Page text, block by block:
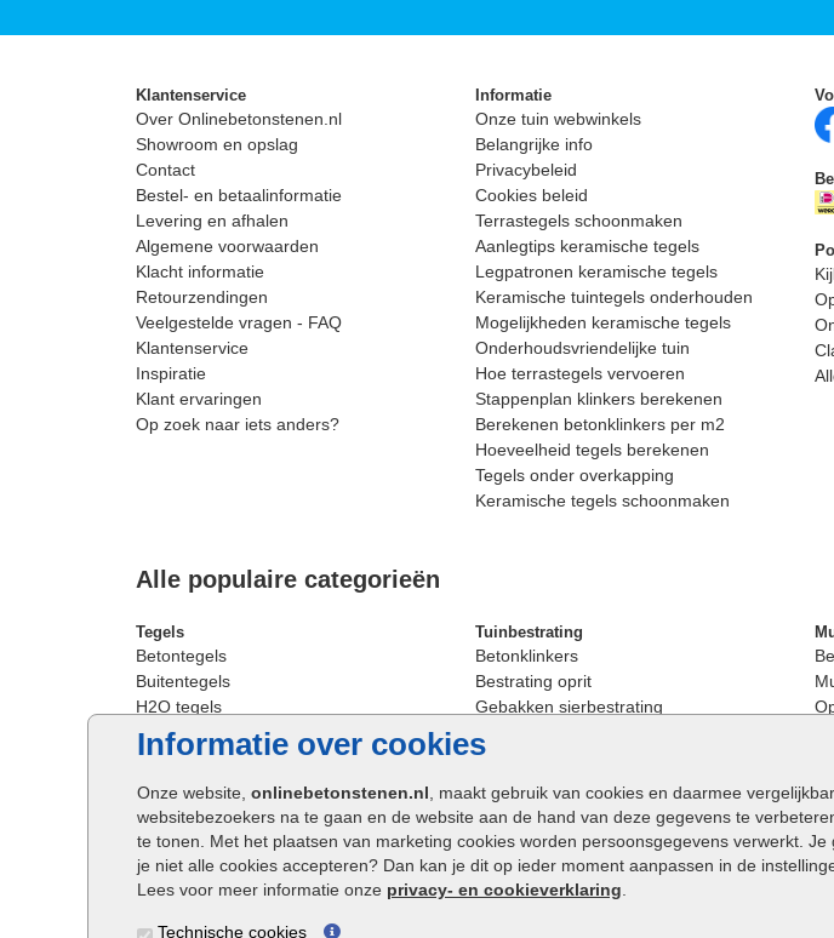
Informatie over cookies
Onze website, onlinebetonstenen.nl , maakt gebruik van cookies en daarmee
websitebezoekers na te gaan en de website aan de hand van deze gegevens te
te tonen. Met het plaatsen van marketing cookies worden persoonsgegevens verwerkt.
je niet alle cookies accepteren? Dan kan je dit op ieder moment aanpassen in de
Lees voor meer informatie onze privacy- en cookieverklaring
Technische cookies
Klantenservice
Over Onlinebetonstenen.nl
Showroom en opslag
Contact
Bestel- en betaalinformatie
Levering en afhalen
Algemene voorwaarden
Klacht informatie
Retourzendingen
Veelgestelde vragen - FAQ
Klantenservice
Inspiratie
Klant ervaringen
Op zoek naar iets anders?
Informatie
Onze tuin webwinkels
Belangrijke info
Privacybeleid
Cookies beleid
Terrastegels schoonmaken
Aanlegtips keramische tegels
Legpatronen keramische tegels
Keramische tuintegels onderhouden
Mogelijkheden keramische tegels
Onderhoudsvriendelijke tuin
Hoe terrastegels vervoeren
Stappenplan klinkers berekenen
Berekenen betonklinkers per m2
Hoeveelheid tegels berekenen
Tegels onder overkapping
Keramische tegels schoonmaken
Alle populaire categorieën
Tegels
Betontegels
Buitentegels
H2O tegels
Keramische terrastegels
Oprit tegels
Patio tegels
Siertegels
Stoeptegels
Straattegels
Terrastegels
Tuinbestrating
Betonklinkers
Bestrating oprit
Gebakken sierbestrating
Strakke bestrating
Straatstenen
Straatklinkers
Trommelstenen
Tuinstenen
Waalformaat